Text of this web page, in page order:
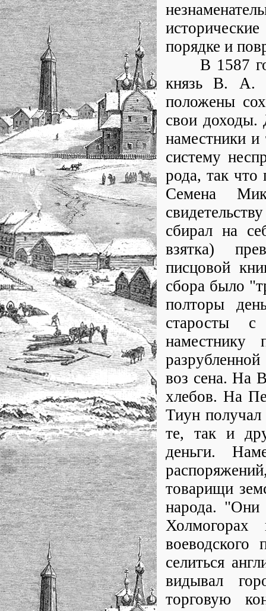
порядке и
В 1587
князь В. А.
положены
свои доходы.
наместники
систему
рода, так что
Семена
сбирал на
взятка)
писцовой
сбора было
полторы
старосты с
воз сена. На
хлебов. На
Тиун
те, так и
деньги.
товарищи
народа. "Они
селиться
видывал
торговую